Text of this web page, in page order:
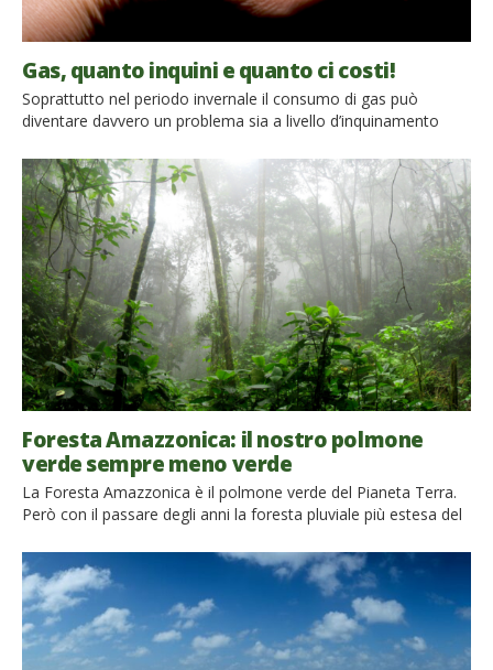
Gas, quanto inquini e quanto ci costi!
Soprattutto nel periodo invernale il consumo di gas può
diventare davvero un problema sia a livello d’inquinamento
impatti sull’ambiente? Come fare a limitare i danni, e
risparmiare? Scoprilo continuando a leggere l’articolo. Quanto
inquina il gas metano? Il gas metano è un idrocarburo e […]
Foresta Amazzonica: il nostro polmone
verde sempre meno verde
La Foresta Amazzonica è il polmone verde del Pianeta Terra.
Però con il passare degli anni la foresta pluviale più estesa del
preservarla? La foresta Amazzonica si estende per 6,7 milioni
di kmq in nove Paesi del Sud America: Bolivia, Brasile,
Colombia, Ecuador, Guyana, Perù, Suriname, […]